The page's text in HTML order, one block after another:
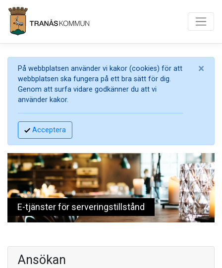
På webbplatsen använder vi kakor (cookies) för att
webbplatsen ska fungera på ett bra sätt för dig.
Genom att surfa vidare godkänner du att vi
använder kakor.
Acceptera
×
E-tjänster för serveringstillstånd
Ansökan